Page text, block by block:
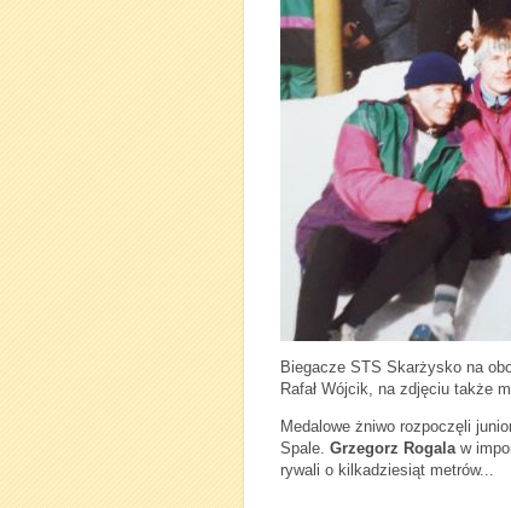
Biegacze STS Skarżysko na
Rafał Wójcik, na zdjęciu także
Medalowe żniwo rozpoczęli
Spale. Grzegorz Rogalaw
rywali o kilkadziesiąt metrów...